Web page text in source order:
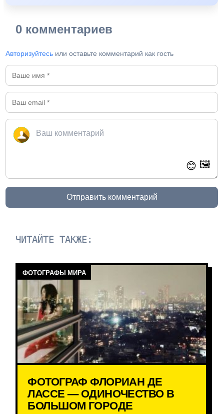
0 комментариев
Авторизуйтесь или оставьте комментарий как гость
😊 🖼️
Отправить комментарий
ЧИТАЙТЕ ТАКЖЕ:
ФОТОГРАФЫ МИРА
ФОТОГРАФ ФЛОРИАН ДЕ
ЛАССЕ — ОДИНОЧЕСТВО В
БОЛЬШОМ ГОРОДЕ